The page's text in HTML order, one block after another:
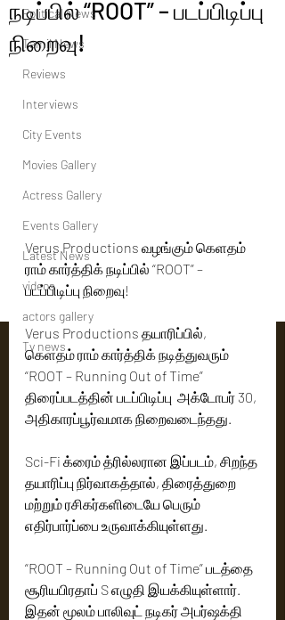
Political News
Tamil News
Reviews
Interviews
City Events
Movies Gallery
Actress Gallery
Events Gallery
Latest News
videos
actors gallery
Tv news
நடிப்பில் “ROOT” – படப்பிடிப்பு
நிறைவு!
Verus Productions வழங்கும் கெளதம்
ராம் கார்த்திக் நடிப்பில் “ROOT” –
படப்பிடிப்பு நிறைவு!
Verus Productions தயாரிப்பில்,
கெளதம் ராம் கார்த்திக் நடித்துவரும்
“ROOT – Running Out of Time”
திரைப்படத்தின் படப்பிடிப்பு  அக்டோபர் 30,
அதிகாரப்பூர்வமாக நிறைவடைந்தது.
Sci-Fi க்ரைம் த்ரில்லரான இப்படம், சிறந்த
தயாரிப்பு நிர்வாகத்தால், திரைத்துறை
மற்றும் ரசிகர்களிடையே பெரும்
எதிர்பார்ப்பை உருவாக்கியுள்ளது.
“ROOT – Running Out of Time” படத்தை
சூரியபிரதாப் S எழுதி இயக்கியுள்ளார்.
இதன் மூலம் பாலிவுட் நடிகர் அபர்ஷக்தி